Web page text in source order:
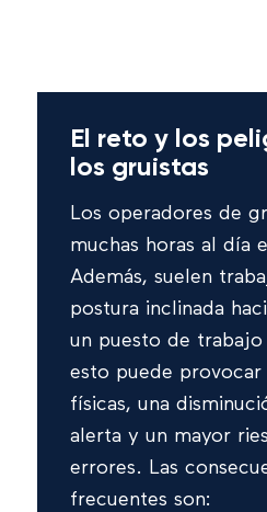
El reto y los
los gruistas
Los operadores de
muchas horas al día
Además, suelen
postura inclinada
un puesto de
esto puede provocar
físicas, una
alerta y un mayor
errores. Las
frecuentes son: